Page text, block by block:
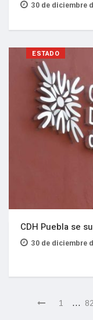
30 de diciembre
ESTADO
CDH Puebla se
30 de diciembre
1 … 82